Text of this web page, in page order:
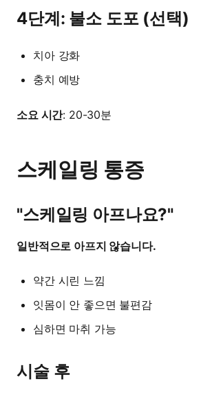
4단계: 불소 도포 (선택)
치아 강화
충치 예방
소요 시간: 20-30분
스케일링 통증
"스케일링 아프나요?"
일반적으로 아프지 않습니다.
약간 시린 느낌
잇몸이 안 좋으면 불편감
심하면 마취 가능
시술 후